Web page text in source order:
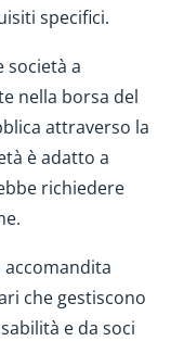
specifici.
società a
nella borsa del
attraverso la
è adatto a
richiedere
accomandita
che gestiscono
e da soci